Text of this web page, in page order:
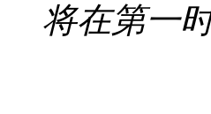
将在第一